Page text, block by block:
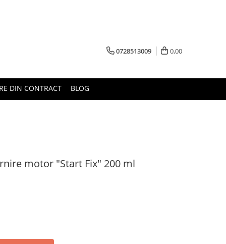
0728513009 0,00
DIN CONTRACT BLOG
motor "Start Fix" 200 ml